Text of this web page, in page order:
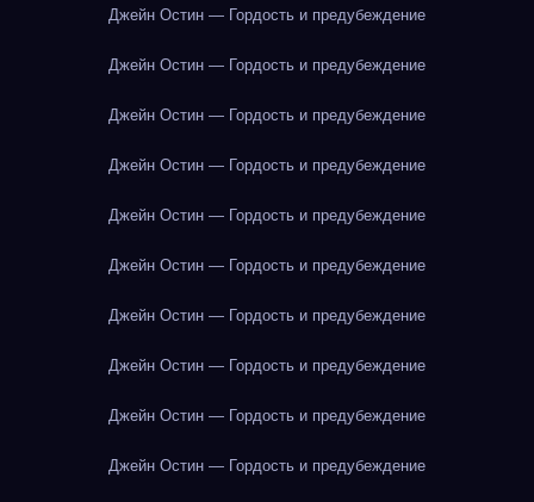
Джейн Остин — Гордость и предубеждение
Джейн Остин — Гордость и предубеждение
Джейн Остин — Гордость и предубеждение
Джейн Остин — Гордость и предубеждение
Джейн Остин — Гордость и предубеждение
Джейн Остин — Гордость и предубеждение
Джейн Остин — Гордость и предубеждение
Джейн Остин — Гордость и предубеждение
Джейн Остин — Гордость и предубеждение
Джейн Остин — Гордость и предубеждение